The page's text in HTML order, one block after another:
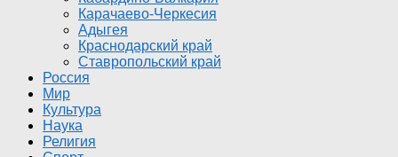
Карачаево-Черкесия
Адыгея
Краснодарский край
Ставропольский край
Россия
Мир
Культура
Наука
Религия